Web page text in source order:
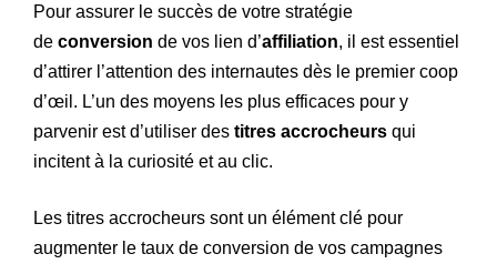
Pour assurer le succès de votre stratégie
de conversion de vos lien d’affiliation, il est essentiel
d’attirer l’attention des internautes dès le premier coop
d’œil. L’un des moyens les plus efficaces pour y
parvenir est d’utiliser des titres accrocheurs qui
incitent à la curiosité et au clic.
Les titres accrocheurs sont un élément clé pour
augmenter le taux de conversion de vos campagnes